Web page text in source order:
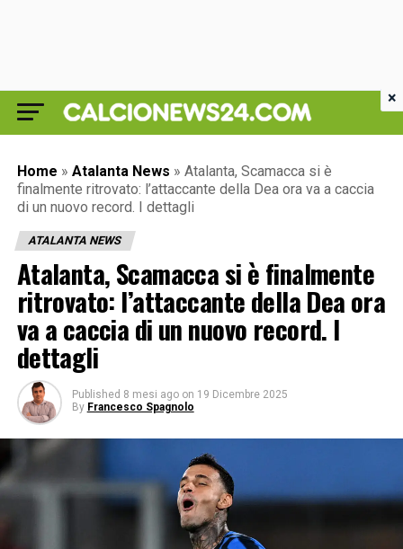
Home » Atalanta News » Atalanta, Scamacca si è
finalmente ritrovato: l’attaccante della Dea ora va a caccia
di un nuovo record. I dettagli
ATALANTA NEWS
Atalanta, Scamacca si è finalmente
ritrovato: l’attaccante della Dea ora
va a caccia di un nuovo record. I
dettagli
Published 8 mesi ago on 19 Dicembre 2025
By Francesco Spagnolo
×